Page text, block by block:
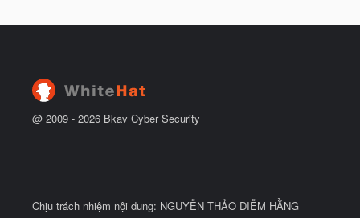
@ 2009 - 2026 Bkav Cyber Security
Chịu trách nhiệm nội dung: NGUYỄN THẢO DIỄM HẰNG